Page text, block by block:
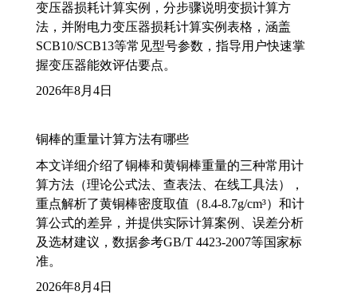
变压器损耗计算实例，分步骤说明变损计算方
法，并附电力变压器损耗计算实例表格，涵盖
SCB10/SCB13等常见型号参数，指导用户快速掌
握变压器能效评估要点。
2026年8月4日
铜棒的重量计算方法有哪些
本文详细介绍了铜棒和黄铜棒重量的三种常用计
算方法（理论公式法、查表法、在线工具法），
重点解析了黄铜棒密度取值（8.4-8.7g/cm³）和计
算公式的差异，并提供实际计算案例、误差分析
及选材建议，数据参考GB/T 4423-2007等国家标
准。
2026年8月4日